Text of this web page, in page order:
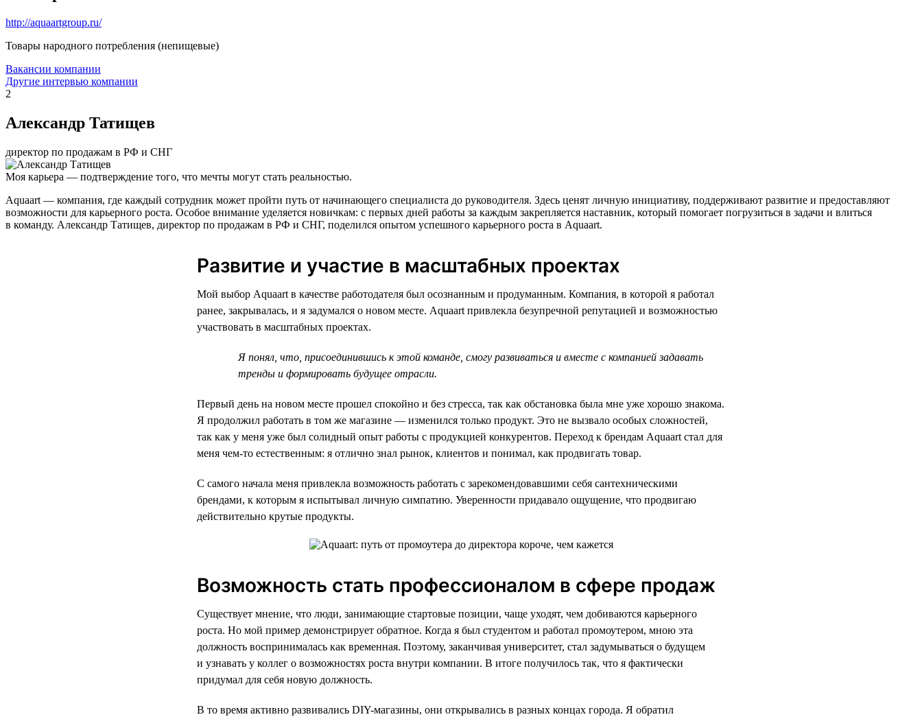
http://aquaartgroup.ru/
Товары народного потребления (непищевые)
Вакансии компании
Другие интервью компании
2
Александр Татищев
директор по продажам в РФ и СНГ
Моя карьера — подтверждение того, что мечты могут стать реальностью.
Aquaart — компания, где каждый сотрудник может пройти путь от начинающего специалиста до руководителя. Здесь ценят личную инициативу, поддерживают развитие и предоставляют
возможности для карьерного роста. Особое внимание уделяется новичкам: с первых дней работы за каждым закрепляется наставник, который помогает погрузиться в задачи и влиться
в команду. Александр Татищев, директор по продажам в РФ и СНГ, поделился опытом успешного карьерного роста в Aquaart.
Развитие и участие в масштабных проектах
Мой выбор Aquaart в качестве работодателя был осознанным и продуманным. Компания, в которой я работал
ранее, закрывалась, и я задумался о новом месте. Aquaart привлекла безупречной репутацией и возможностью
участвовать в масштабных проектах.
Я понял, что, присоединившись к этой команде, смогу развиваться и вместе с компанией задавать
тренды и формировать будущее отрасли.
Первый день на новом месте прошел спокойно и без стресса, так как обстановка была мне уже хорошо знакома.
Я продолжил работать в том же магазине — изменился только продукт. Это не вызвало особых сложностей,
так как у меня уже был солидный опыт работы с продукцией конкурентов. Переход к брендам Aquaart стал для
меня чем-то естественным: я отлично знал рынок, клиентов и понимал, как продвигать товар.
С самого начала меня привлекла возможность работать с зарекомендовавшими себя сантехническими
брендами, к которым я испытывал личную симпатию. Уверенности придавало ощущение, что продвигаю
действительно крутые продукты.
Возможность стать профессионалом в сфере продаж
Существует мнение, что люди, занимающие стартовые позиции, чаще уходят, чем добиваются карьерного
роста. Но мой пример демонстрирует обратное. Когда я был студентом и работал промоутером, мною эта
должность воспринималась как временная. Поэтому, заканчивая университет, стал задумываться о будущем
и узнавать у коллег о возможностях роста внутри компании. В итоге получилось так, что я фактически
придумал для себя новую должность.
В то время активно развивались DIY-магазины, они открывались в разных концах города. Я обратил